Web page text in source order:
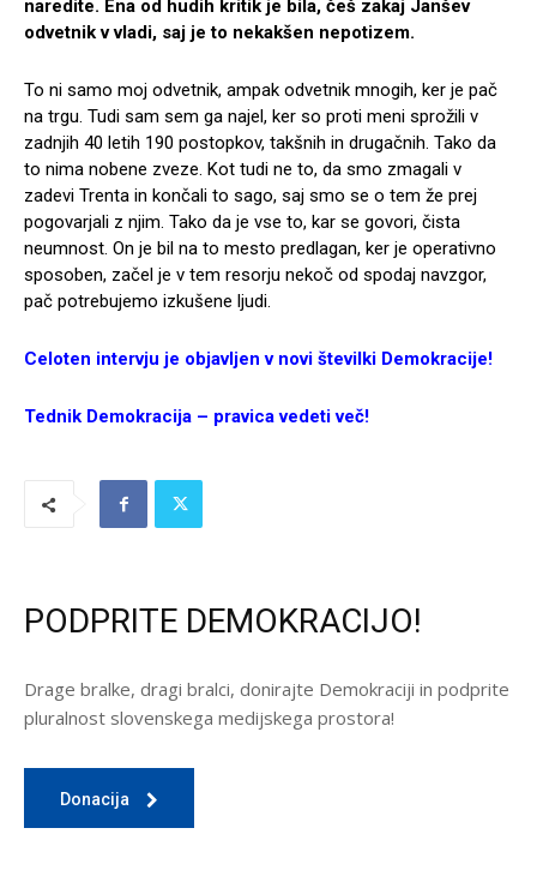
naredite. Ena od hudih kritik je bila, češ zakaj Janšev
odvetnik v vladi, saj je to nekakšen nepotizem.
To ni samo moj odvetnik, ampak odvetnik mnogih, ker je pač
na trgu. Tudi sam sem ga najel, ker so proti meni sprožili v
zadnjih 40 letih 190 postopkov, takšnih in drugačnih. Tako da
to nima nobene zveze. Kot tudi ne to, da smo zmagali v
zadevi Trenta in končali to sago, saj smo se o tem že prej
pogovarjali z njim. Tako da je vse to, kar se govori, čista
neumnost. On je bil na to mesto predlagan, ker je operativno
sposoben, začel je v tem resorju nekoč od spodaj navzgor,
pač potrebujemo izkušene ljudi.
Celoten intervju je objavljen v novi številki Demokracije!
Tednik Demokracija – pravica vedeti več!
PODPRITE DEMOKRACIJO!
Drage bralke, dragi bralci, donirajte Demokraciji in podprite
pluralnost slovenskega medijskega prostora!
Donacija